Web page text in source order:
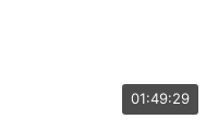
01:49:29